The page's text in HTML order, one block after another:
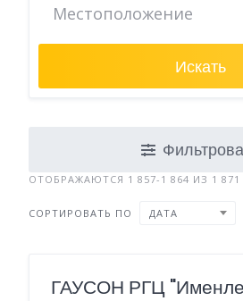
Искать
ОТОБРАЖАЮТСЯ 1 857-1 864 ИЗ 1
СОРТИРОВАТЬ ПО ДАТА
ГАУСОН РГЦ